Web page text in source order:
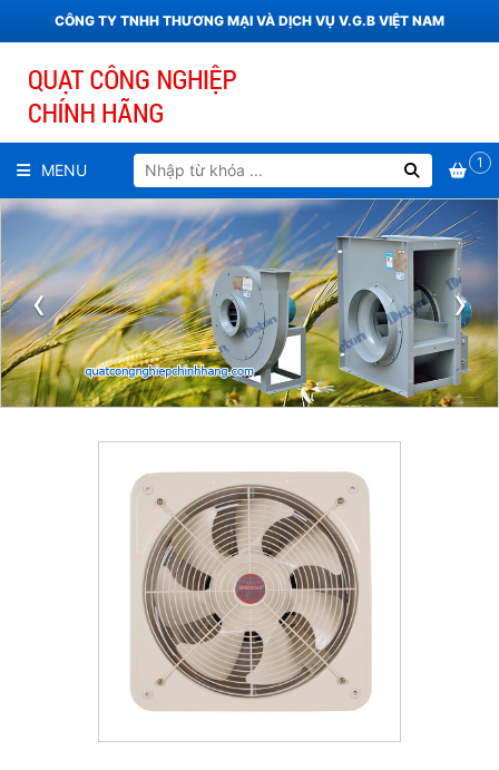
CÔNG TY TNHH THƯƠNG MẠI VÀ DỊCH VỤ V.G.B VIỆT NAM
MENU 1
‹ ›